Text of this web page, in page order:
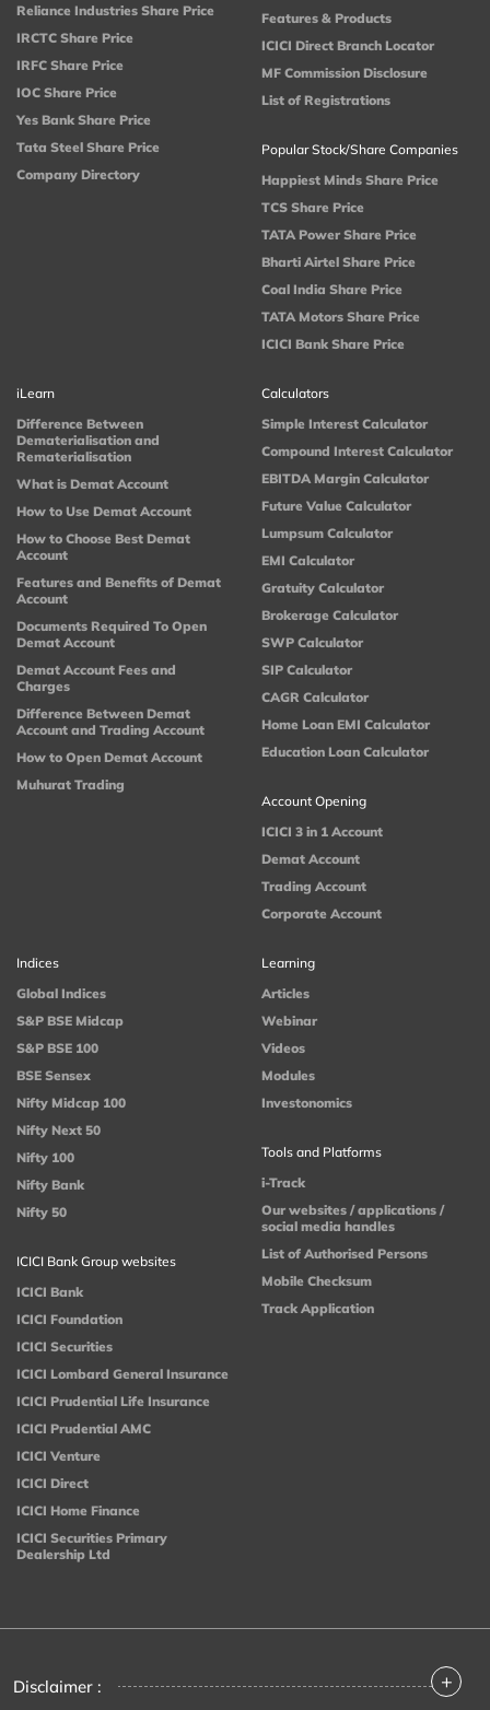
Reliance Industries Share Price
IRCTC Share Price
IRFC Share Price
IOC Share Price
Yes Bank Share Price
Tata Steel Share Price
Company Directory
Features & Products
ICICI Direct Branch Locator
MF Commission Disclosure
List of Registrations
Popular Stock/Share Companies
Happiest Minds Share Price
TCS Share Price
TATA Power Share Price
Bharti Airtel Share Price
Coal India Share Price
TATA Motors Share Price
ICICI Bank Share Price
iLearn
Difference Between
Dematerialisation and
Rematerialisation
What is Demat Account
How to Use Demat Account
How to Choose Best Demat
Account
Features and Benefits of Demat
Account
Documents Required To Open
Demat Account
Demat Account Fees and
Charges
Difference Between Demat
Account and Trading Account
How to Open Demat Account
Muhurat Trading
Calculators
Simple Interest Calculator
Compound Interest Calculator
EBITDA Margin Calculator
Future Value Calculator
Lumpsum Calculator
EMI Calculator
Gratuity Calculator
Brokerage Calculator
SWP Calculator
SIP Calculator
CAGR Calculator
Home Loan EMI Calculator
Education Loan Calculator
Account Opening
ICICI 3 in 1 Account
Demat Account
Trading Account
Corporate Account
Indices
Global Indices
S&P BSE Midcap
S&P BSE 100
BSE Sensex
Nifty Midcap 100
Nifty Next 50
Nifty 100
Nifty Bank
Nifty 50
ICICI Bank Group websites
ICICI Bank
ICICI Foundation
ICICI Securities
ICICI Lombard General Insurance
ICICI Prudential Life Insurance
ICICI Prudential AMC
ICICI Venture
ICICI Direct
ICICI Home Finance
ICICI Securities Primary
Dealership Ltd
Learning
Articles
Webinar
Videos
Modules
Investonomics
Tools and Platforms
i-Track
Our websites / applications /
social media handles
List of Authorised Persons
Mobile Checksum
Track Application
Disclaimer : +